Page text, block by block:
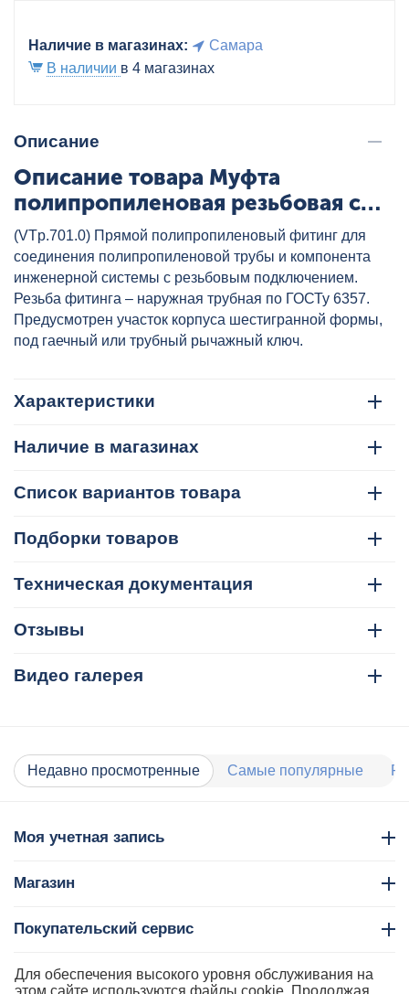
Наличие в магазинах:
Самара
В наличии в 4 магазинах
Описание
Описание товара Муфта
полипропиленовая резьбовая с
металлической НР 25x3/4" бел.
VALTEC, артикул: VTp.701.0.02505
(VTp.701.0) Прямой полипропиленовый фитинг для
соединения полипропиленовой трубы и компонента
инженерной системы с резьбовым подключением.
Резьба фитинга – наружная трубная по ГОСТу 6357.
Предусмотрен участок корпуса шестигранной формы,
под гаечный или трубный рычажный ключ.
Характеристики
Наличие в магазинах
Список вариантов товара
Подборки товаров
Техническая документация
Отзывы
Видео галерея
Недавно просмотренные Самые популярные
Моя учетная запись
Магазин
Покупательский сервис
Контакты
Для обеспечения высокого уровня обслуживания на